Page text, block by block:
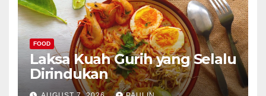
FOOD
Laksa Kuah Gurih yang Selalu
Dirindukan